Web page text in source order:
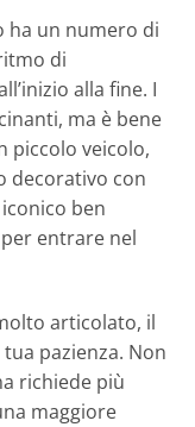
ha un numero di
di
alla fine. I
ma è bene
piccolo veicolo,
decorativo con
ben
entrare nel
articolato, il
pazienza. Non
richiede più
maggiore